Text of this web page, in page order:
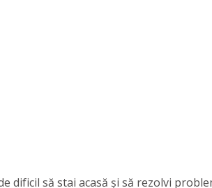
dificil să stai acasă și să rezolvi